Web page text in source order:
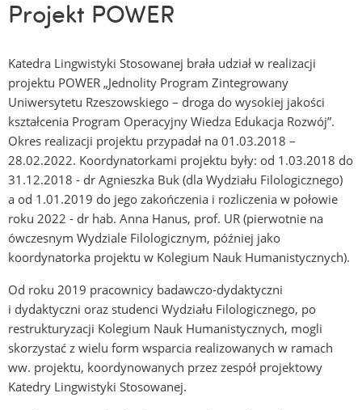
Projekt POWER
Katedra Lingwistyki Stosowanej brała udział w realizacji
projektu POWER „Jednolity Program Zintegrowany
Uniwersytetu Rzeszowskiego – droga do wysokiej jakości
kształcenia Program Operacyjny Wiedza Edukacja Rozwój”.
Okres realizacji projektu przypadał na 01.03.2018 –
28.02.2022. Koordynatorkami projektu były: od 1.03.2018 do
31.12.2018 - dr Agnieszka Buk (dla Wydziału Filologicznego)
a od 1.01.2019 do jego zakończenia i rozliczenia w połowie
roku 2022 - dr hab. Anna Hanus, prof. UR (pierwotnie na
ówczesnym Wydziale Filologicznym, później jako
koordynatorka projektu w Kolegium Nauk Humanistycznych).
Od roku 2019 pracownicy badawczo-dydaktyczni
i dydaktyczni oraz studenci Wydziału Filologicznego, po
restrukturyzacji Kolegium Nauk Humanistycznych, mogli
skorzystać z wielu form wsparcia realizowanych w ramach
ww. projektu, koordynowanych przez zespół projektowy
Katedry Lingwistyki Stosowanej.